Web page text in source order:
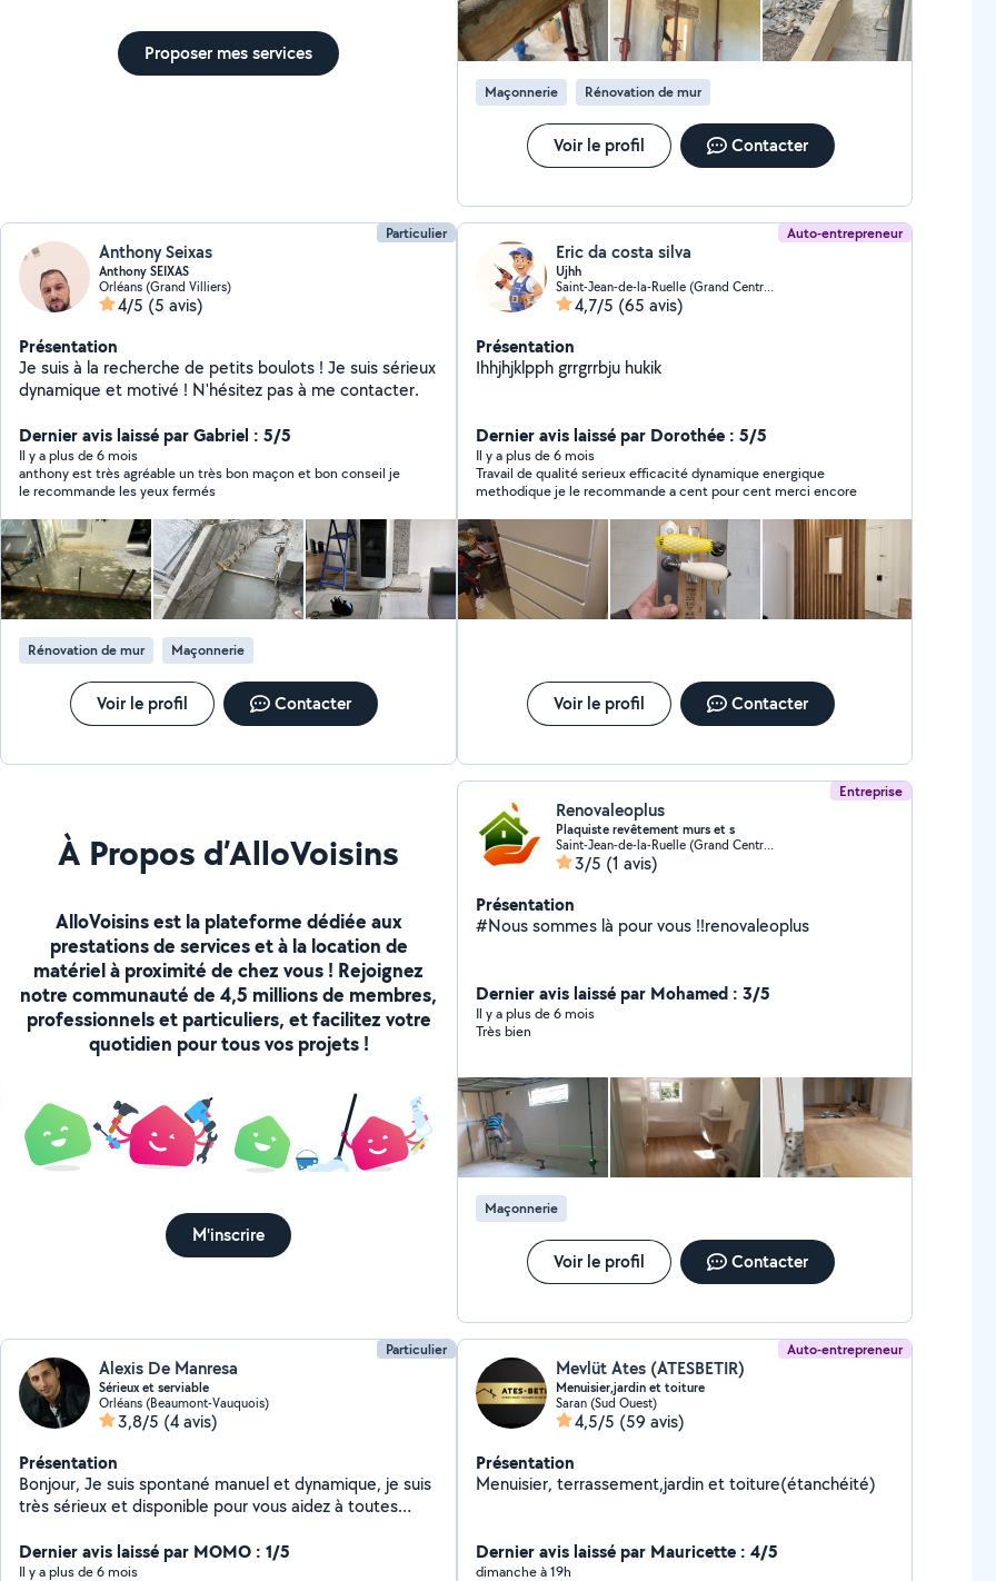
Proposer mes services
Maçonnerie Rénovation de mur
Voir le profil Contacter
Particulier
Anthony Seixas
Anthony SEIXAS
Orléans (Grand Villiers)
4/5 (5 avis)
Présentation
Je suis à la recherche de petits boulots ! Je suis sérieux
dynamique et motivé ! N'hésitez pas à me contacter.
Dernier avis laissé par Gabriel : 5/5
Il y a plus de 6 mois
anthony est très agréable un très bon maçon et bon conseil je
le recommande les yeux fermés
Rénovation de mur Maçonnerie
Voir le profil Contacter
Auto-entrepreneur
Eric da costa silva
Ujhh
Saint-Jean-de-la-Ruelle (Grand Centre Ville)
4,7/5 (65 avis)
Présentation
Ihhjhjklpph grrgrrbju hukik
Dernier avis laissé par Dorothée : 5/5
Il y a plus de 6 mois
Travail de qualité serieux efficacité dynamique energique
methodique je le recommande a cent pour cent merci encore
Voir le profil Contacter
À Propos d’AlloVoisins
AlloVoisins est la plateforme dédiée aux
prestations de services et à la location de
matériel à proximité de chez vous ! Rejoignez
notre communauté de 4,5 millions de membres,
professionnels et particuliers, et facilitez votre
quotidien pour tous vos projets !
M'inscrire
Entreprise
Renovaleoplus
Plaquiste revêtement murs et s
Saint-Jean-de-la-Ruelle (Grand Centre Ville)
3/5 (1 avis)
Présentation
#Nous sommes là pour vous !!renovaleoplus
Dernier avis laissé par Mohamed : 3/5
Il y a plus de 6 mois
Très bien
Maçonnerie
Voir le profil Contacter
Particulier
Alexis De Manresa
Sérieux et serviable
Orléans (Beaumont-Vauquois)
3,8/5 (4 avis)
Présentation
Bonjour, Je suis spontané manuel et dynamique, je suis
très sérieux et disponible pour vous aidez à toutes
peinture, dallage ect) N'hésitez pas à regarder
quelques une de mes réalisations et me contacter en
Dernier avis laissé par MOMO : 1/5
Il y a plus de 6 mois
Auto-entrepreneur
Mevlüt Ates (ATESBETIR)
Menuisier,jardin et toiture
Saran (Sud Ouest)
4,5/5 (59 avis)
Présentation
Menuisier, terrassement,jardin et toiture(étanchéité)
Dernier avis laissé par Mauricette : 4/5
dimanche à 19h